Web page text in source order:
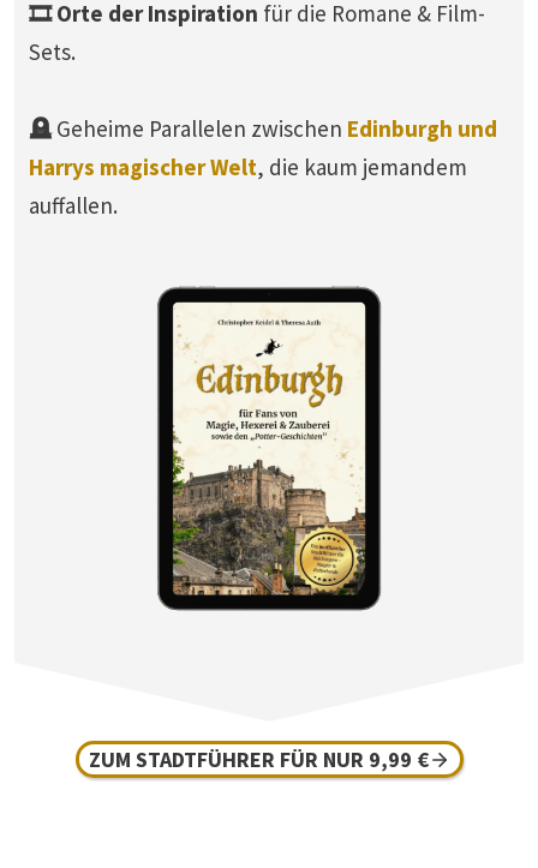
🎞️ Orte der Inspiration für die Romane & Film-
Sets.
🪦Geheime Parallelen zwischen Edinburgh und
Harrys magischer Welt, die kaum jemandem
auffallen.
ZUM STADTFÜHRER FÜR NUR 9,99 €